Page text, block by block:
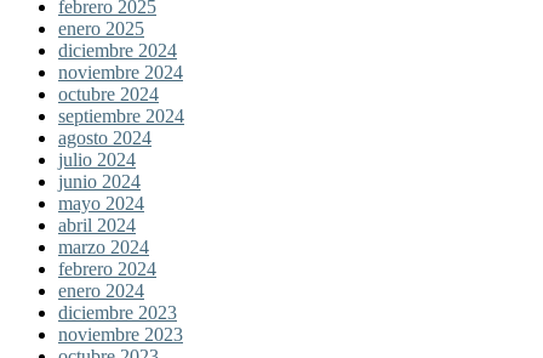
febrero 2025
enero 2025
diciembre 2024
noviembre 2024
octubre 2024
septiembre 2024
agosto 2024
julio 2024
junio 2024
mayo 2024
abril 2024
marzo 2024
febrero 2024
enero 2024
diciembre 2023
noviembre 2023